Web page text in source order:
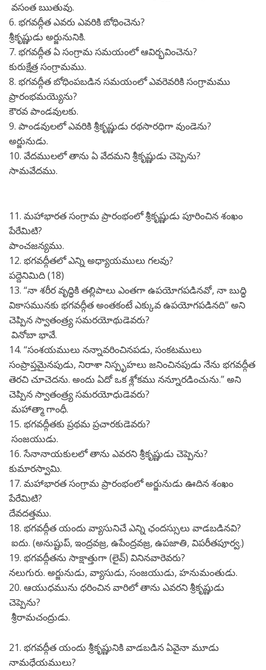
వసంత ఋతువు.
6. భగవద్గీత ఎవరు ఎవరికి బోధించెను?
శ్రీకృష్ణుడు అర్జునునికి.
7. భగవద్గీత ఏ సంగ్రామ సమయంలో ఆవిర్భవించెను?
కురుక్షేత్ర సంగ్రామము.
8. భగవద్గీత బోధింపబడిన సమయంలో ఎవరెవరికి సంగ్రామము
ప్రారంభమయ్యెను?
కౌరవ పాండవులకు.
9. పాండవులలో ఎవరికి శ్రీకృష్ణుడు రథసారధిగా వుండెను?
అర్జునుడు.
10. వేదములలో తాను ఏ వేదమని శ్రీకృష్ణుడు చెప్పెను?
సామవేదము.
11. మహాభారత సంగ్రామ ప్రారంభంలో శ్రీకృష్ణుడు పూరించిన శంఖం
పేరేమిటి?
పాంచజన్యము.
12. భగవద్గీతలో ఎన్ని అధ్యాయములు గలవు?
పద్దెనిమిది (18)
13. “నా శరీర వృద్ధికి తల్లిపాలు ఎంతగా ఉపయోగపడినవో, నా బుద్ధి
వికాసమునకు భగవద్గీత అంతకంటే ఎక్కువ ఉపయోగపడినది” అని
చెప్పిన స్వాతంత్ర్య సమరయోథుడెవరు?
వినోబా భావే.
14. “సంశయములు నన్నావరించినపడు, సంకటములు
సంప్రాప్తమైనపుడు, నిరాశా నిస్పృహలు జనించినపుడు నేను భగవద్గీత
తెరచి చూచెదను. అందు ఏదో ఒక శ్లోకము నన్నూరడించును.” అని
చెప్పిన స్వాతంత్ర్య సమరయోధుడెవరు?
మహాత్మా గాంధీ.
15. భగవద్గీతకు ప్రథమ ప్రచారకుడెవరు?
సంజయుడు.
16. సేనానాయకులలో తాను ఎవరని శ్రీకృష్ణుడు చెప్పెను?
కుమారస్వామి.
17. మహాభారత సంగ్రామ ప్రారంభంలో అర్జునుడు ఊదిన శంఖం
పేరేమిటి?
దేవదత్తము.
18. భగవద్గీత యందు వ్యాసునిచే ఎన్ని ఛందస్సులు వాడబడినవి?
ఐదు. (అనుష్టుప్, ఇంద్రవజ్ర, ఉపేంద్రవజ్ర, ఉపజాతి, విపరీతపూర్వ.)
19. భగవద్గీతను సాక్షాత్తుగా (లైవ్) వినినవారెవరు?
నలుగురు. అర్జునుడు, వ్యాసుడు, సంజయుడు, హనుమంతుడు.
20. ఆయుధమును ధరించిన వారిలో తాను ఎవరని శ్రీకృష్ణుడు
చెప్పెను?
శ్రీరామచంద్రుడు.
21. భగవద్గీత యందు శ్రీకృష్ణునికి వాడబడిన ఏవైనా మూడు
నామధేయములు?